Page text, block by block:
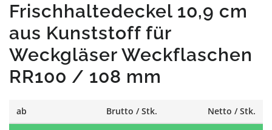
Frischhaltedeckel 10,9 cm
aus Kunststoff für
Weckgläser Weckflaschen
RR100 / 108 mm
ab Brutto / Stk. Netto / Stk.